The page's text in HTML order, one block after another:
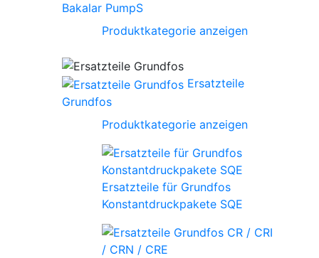
Bakalar PumpS
Produktkategorie anzeigen
Ersatzteile
Grundfos
Produktkategorie anzeigen
Ersatzteile für Grundfos
Konstantdruckpakete SQE